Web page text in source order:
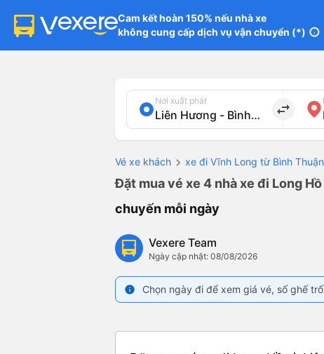
Cam kết hoàn 150% nếu nhà xe
không cung cấp dịch vụ vận chuyển (*) info
Nơi xuất phát
import_export
Vé xe khách xe đi Vĩnh Long từ Bình Thuận
Đặt mua vé xe 4 nhà xe đi Long
chuyến mỗi ngày
Vexere Team
Ngày cập nhật: 08/08/2026
info Chọn ngày đi để xem giá vé, số ghế